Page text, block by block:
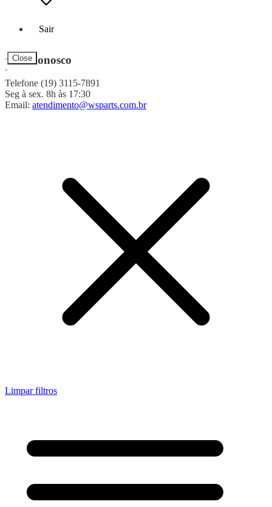
Sair
Close
Fale Conosco
Telefone (19) 3115-7891
Seg à sex. 8h às 17:30
Email: atendimento@wsparts.com.br
Limpar filtros